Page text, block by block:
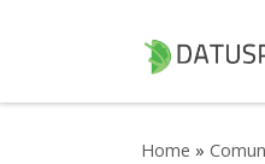
Skip to content
Home »